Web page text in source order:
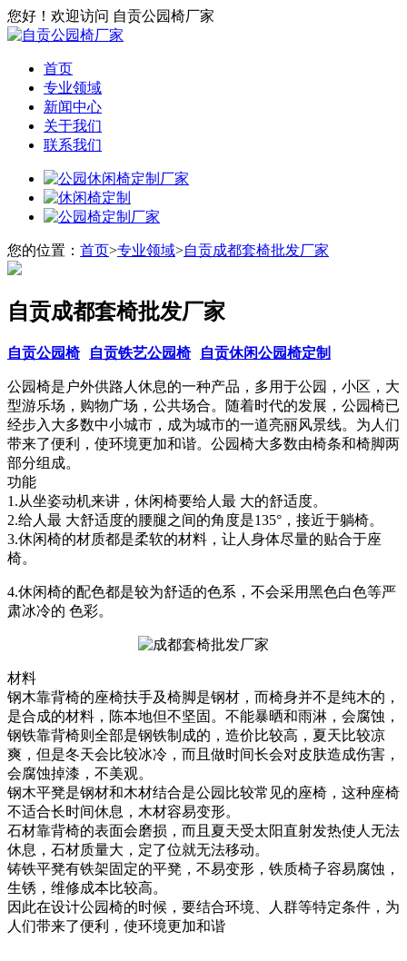
您好！欢迎访问 自贡公园椅厂家
首页
专业领域
新闻中心
关于我们
联系我们
您的位置： 首页>专业领域>自贡成都套椅批发厂家
自贡成都套椅批发厂家
自贡公园椅 自贡铁艺公园椅 自贡休闲公园椅定制
公园椅是户外供路人休息的一种产品，多用于公园，小区，大
型游乐场，购物广场，公共场合。随着时代的发展，公园椅已
经步入大多数中小城市，成为城市的一道亮丽风景线。为人们
带来了便利，使环境更加和谐。公园椅大多数由椅条和椅脚两
部分组成。
功能
1.从坐姿动机来讲，休闲椅要给人最 大的舒适度。
2.给人最 大舒适度的腰腿之间的角度是135°，接近于躺椅。
3.休闲椅的材质都是柔软的材料，让人身体尽量的贴合于座
椅。
4.休闲椅的配色都是较为舒适的色系，不会采用黑色白色等严
肃冰冷的 色彩。
材料
钢木靠背椅的座椅扶手及椅脚是钢材，而椅身并不是纯木的，
是合成的材料，陈本地但不坚固。不能暴晒和雨淋，会腐蚀，
钢铁靠背椅则全部是钢铁制成的，造价比较高，夏天比较凉
爽，但是冬天会比较冰冷，而且做时间长会对皮肤造成伤害，
会腐蚀掉漆，不美观。
钢木平凳是钢材和木材结合是公园比较常见的座椅，这种座椅
不适合长时间休息，木材容易变形。
石材靠背椅的表面会磨损，而且夏天受太阳直射发热使人无法
休息，石材质量大，定了位就无法移动。
铸铁平凳有铁架固定的平凳，不易变形，铁质椅子容易腐蚀，
生锈，维修成本比较高。
因此在设计公园椅的时候，要结合环境、人群等特定条件，为
人们带来了便利，使环境更加和谐